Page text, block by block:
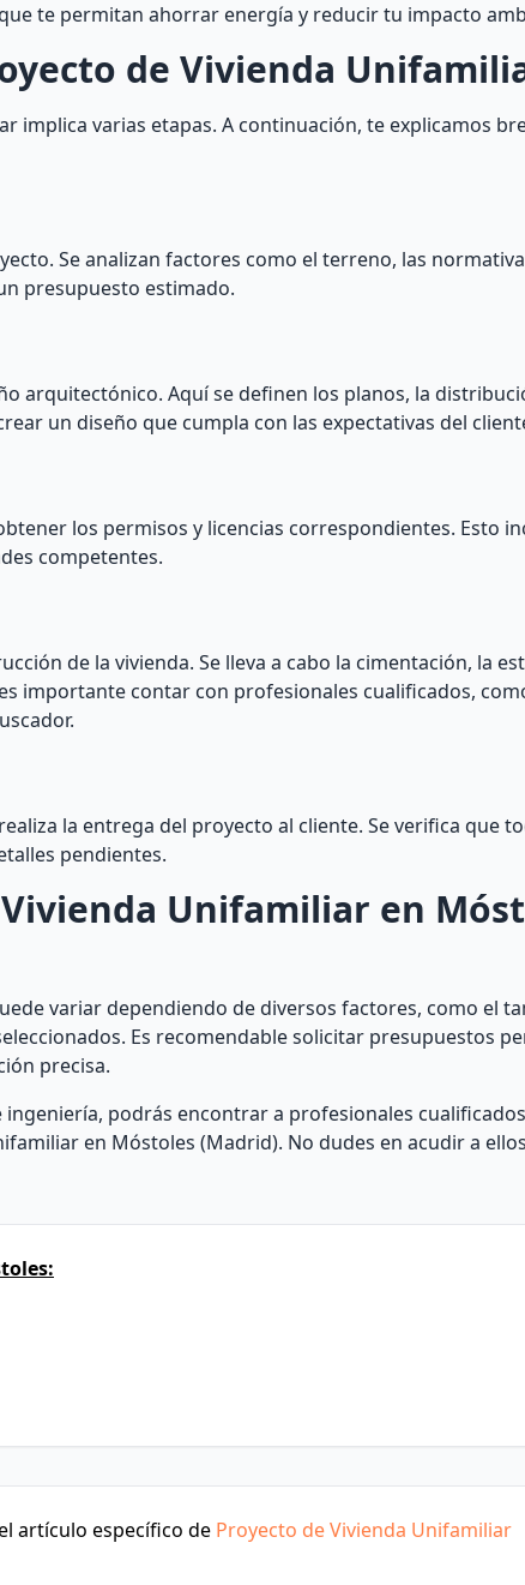
te permitan ahorrar energía y reducir tu impacto
de Vivienda
implica varias etapas. A continuación, te explicamos
Se analizan factores como el terreno, las
presupuesto estimado.
arquitectónico. Aquí se definen los planos, la
un diseño que cumpla con las expectativas del
los permisos y licencias correspondientes. Esto
competentes.
de la vivienda. Se lleva a cabo la cimentación, la
importante contar con profesionales cualificados,
la entrega del proyecto al cliente. Se verifica que
pendientes.
Unifamiliar en
variar dependiendo de diversos factores, como el
Es recomendable solicitar presupuestos
precisa.
podrás encontrar a profesionales
en Móstoles (Madrid). No dudes en acudir a
artículo específico de Proyecto de Vivienda Unifamiliar